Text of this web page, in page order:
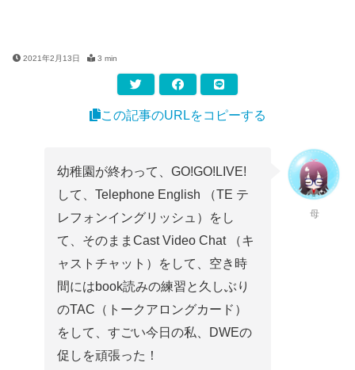
2021年2月13日 3 min
この記事のURLをコピーする
幼稚園が終わって、GO!GO!LIVE!
して、Telephone English （TE テ
レフォンイングリッシュ）をし
て、そのままCast Video Chat （キ
ャストチャット）をして、空き時
間にはbook読みの練習と久しぶり
のTAC（トークアロングカード）
をして、すごい今日の私、DWEの
促しを頑張った！
母